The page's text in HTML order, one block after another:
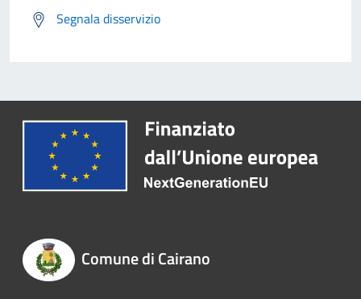
Segnala disservizio
Comune di Cairano